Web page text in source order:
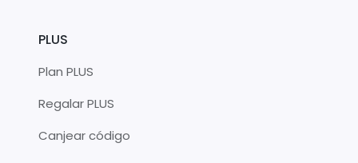
PLUS
Plan PLUS
Regalar PLUS
Canjear código